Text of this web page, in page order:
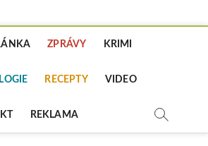
ZPRÁVY KRIMI
RECEPTY VIDEO
REKLAMA